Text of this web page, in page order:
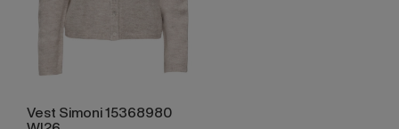
Vest Simoni 15368980